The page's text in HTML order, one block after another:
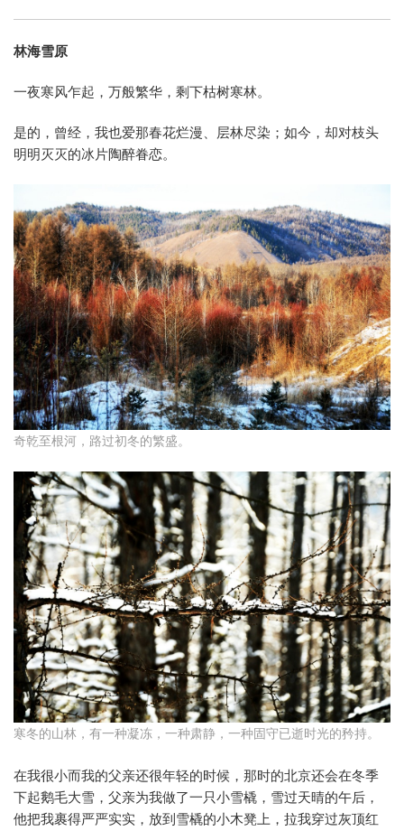
林海雪原
一夜寒风乍起，万般繁华，剩下枯树寒林。
是的，曾经，我也爱那春花烂漫、层林尽染；如今，却对枝头
明明灭灭的冰片陶醉眷恋。
奇乾至根河，路过初冬的繁盛。
寒冬的山林，有一种凝冻，一种肃静，一种固守已逝时光的矜持。
在我很小而我的父亲还很年轻的时候，那时的北京还会在冬季
下起鹅毛大雪，父亲为我做了一只小雪橇，雪过天晴的午后，
他把我裹得严严实实，放到雪橇的小木凳上，拉我穿过灰顶红